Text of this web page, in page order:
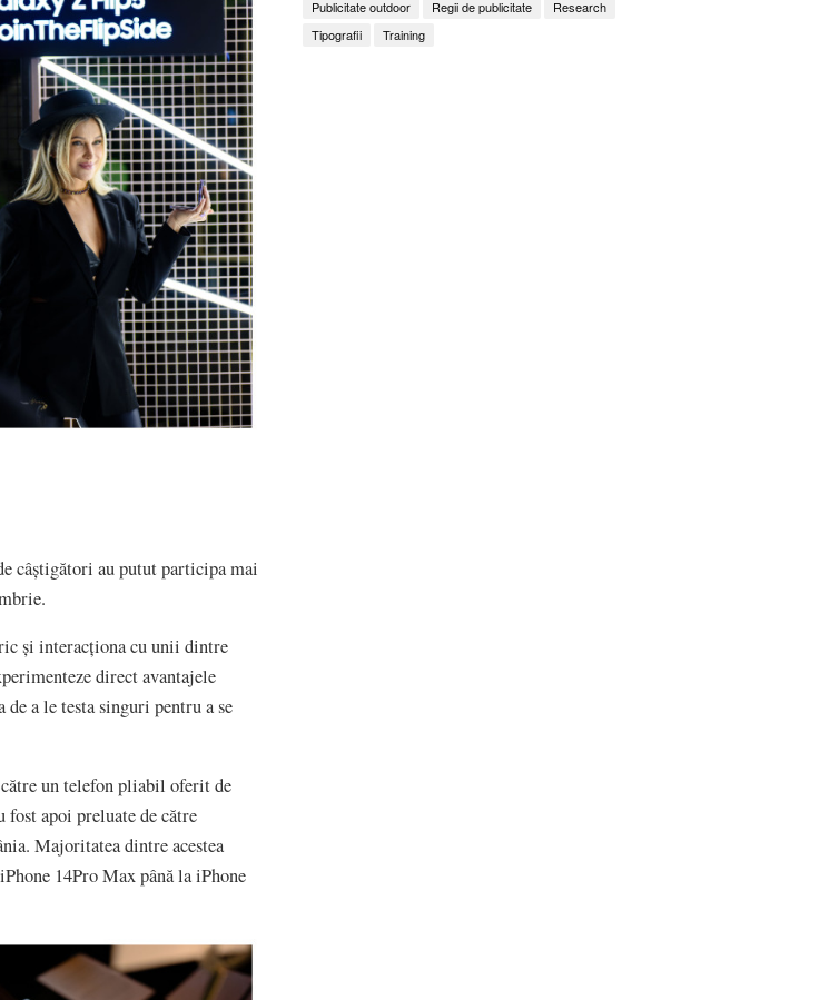
câștigători au putut participa mai
și interacționa cu unii dintre
direct avantajele
a le testa singuri pentru a se
un telefon pliabil oferit de
fost apoi preluate de către
Majoritatea dintre acestea
14Pro Max până la iPhone
Publicitate outdoor
Regii de publicitate
Research
Tipografii
Training